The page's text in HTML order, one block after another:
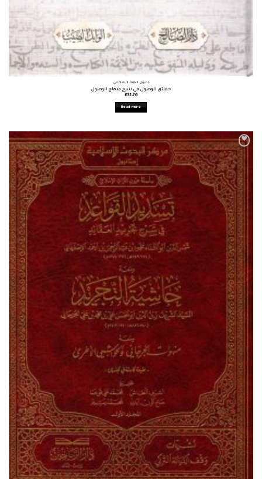
أصول الفقه الشافعي
حقائق الوصول في شرح منهاج الوصول
£31.76
Read more